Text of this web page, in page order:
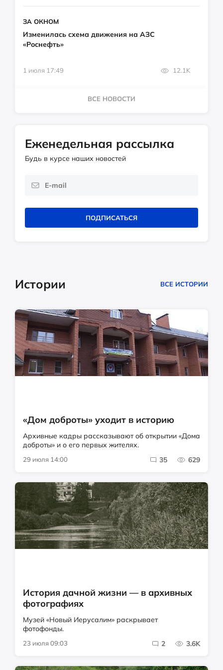
ЗА ОКНОМ
Изменилась схема движения на АЗС
«Роснефть»
1 июля 17:49 12.1K
ВСЕ НОВОСТИ
Еженедельная рассылка
Будь в курсе наших новостей
ПОДПИСАТЬСЯ
Истории ВСЕ ИСТОРИИ
«Дом доброты» уходит в историю
Архивные кадры рассказывают об открытии «Дома
доброты» и о его первых жителях.
29 июля 14:00 35 629
История дачной жизни — в архивных
фотографиях
Музей «Новый Иерусалим» раскрывает
фотофонды.
23 июля 09:03 2 3.6K